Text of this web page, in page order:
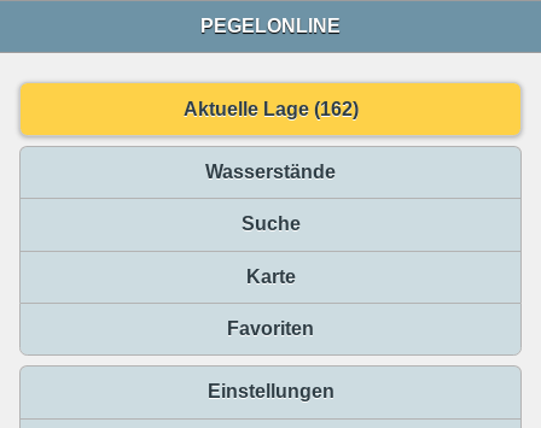
PEGELONLINE
Aktuelle Lage (162)
Wasserstände
Suche
Karte
Favoriten
Einstellungen